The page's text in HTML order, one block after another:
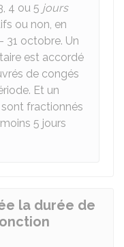
4 ou 5 jours
ou non, en
31 octobre. Un
est accordé
de congés
Et un
fractionnés
5 jours
la durée de